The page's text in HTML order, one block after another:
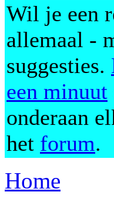
Wil je een
allemaal -
suggesties.
een minuut
onderaan
het forum.
Home